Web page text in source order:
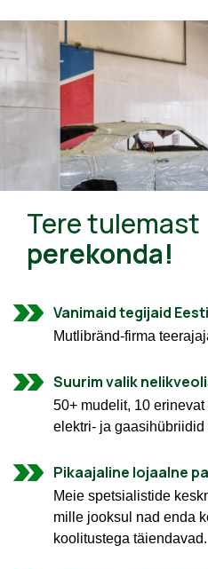
Tere tulemast
perekonda!
Vanimaid tegijaid
Mutlibränd-firma
Suurim valik
50+ mudelit, 10
elektri- ja
Pikaajaline lojaalne
Meie spetsialistide
mille jooksul nad enda
koolitustega täiendavad.